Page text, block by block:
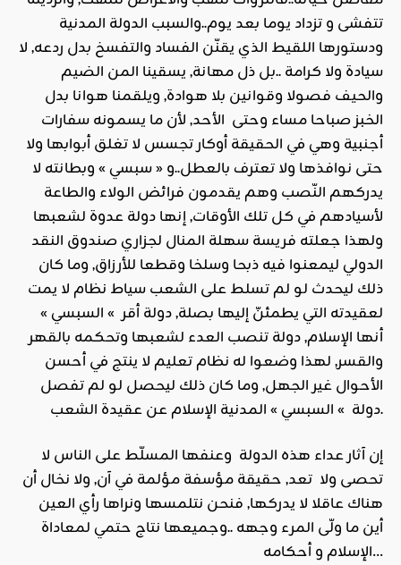
تتفشى و تزداد يوما بعد يوم..والسبب الدولة المدنية
ودستورها اللقيط الذي يقنّن الفساد والتفسخ بدل ردعه, لا
سيادة ولا كرامة ..بل ذل مهانة, يسقينا المن الضيم
والحيف فصولا وقوانين بلا هوادة, ويلقمنا هوانا بدل
الخبز صباحا مساء وحتى الأحد, لأن ما يسمونه سفارات
أجنبية وهي في الحقيقة أوكار تجسس لا تغلق أبوابها ولا
حتى نوافذها ولا تعترف بالعطل..و « سبسي » وبطانته لا
يدركهم النّصب وهم يقدمون فرائض الولاء والطاعة
لأسيادهم في كل تلك الأوقات, إنها دولة عدوة لشعبها
ولهذا جعلته فريسة سهلة المنال لجزاري صندوق النقد
الدولي ليمعنوا فيه ذبحا وسلخا وقطعا للأرزاق, وما كان
ذلك ليحدث لو لم تسلط على الشعب سياط نظام لا يمت
لعقيدته التي يطمئنّ إليها بصلة, دولة أقر » السبسي »
أنها الإسلام, دولة تنصب العدء لشعبها وتحكمه بالقهر
والقسر, لهذا وضعوا له نظام تعليم لا ينتج في أحسن
الأحوال غير الجهل, وما كان ذلك ليحصل لو لم تفصل
دولة » السبسي » المدنية الإسلام عن عقيدة الشعب.
إن آثار عداء هذه الدولة وعنفها المسلّط على الناس لا
تحصى ولا تعد, حقيقة مؤسفة مؤلمة في آن, ولا نخال أن
هناك عاقلا لا يدركها, فنحن نتلمسها ونراها رأي العين
أين ما ولّى المرء وجهه ..وجميعها نتاج حتمي لمعاداة
الإسلام و أحكامه…